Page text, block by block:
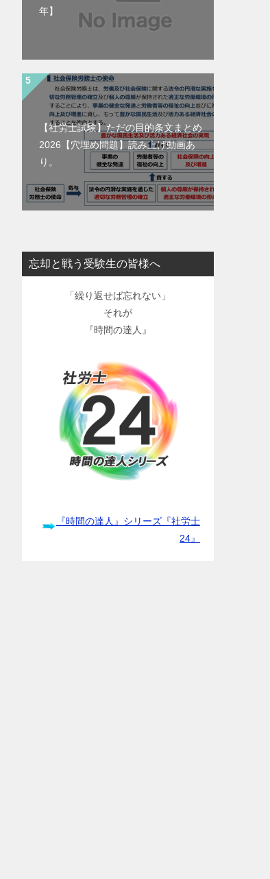
年】
【社労士試験】ただの目的条文まとめ
2026【穴埋め問題】読み上げ動画あ
り。
忘却と戦う受験生の皆様へ
「繰り返せば忘れない」
それが
『時間の達人』
『時間の達人』シリーズ『社労士
24』